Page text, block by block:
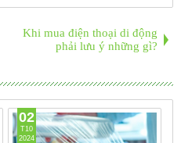
Khi mua điện thoại di động
phải lưu ý những gì?
02
T10
2024